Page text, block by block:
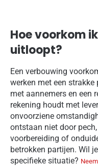
Hoe voorkom
uitloopt?
Een verbouwing
werken met een
met aannemers en een
rekening houdt met
onvoorziene
ontstaan niet door
voorbereiding of
betrokken partijen. Wil
specifieke situatie?